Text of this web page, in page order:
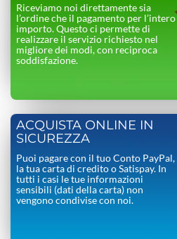
Riceviamo noi direttamente sia
l’ordine che il pagamento per l’intero
importo. Questo ci permette di
realizzare il servizio richiesto nel
migliore dei modi, con reciproca
soddisfazione.
ACQUISTA ONLINE IN
SICUREZZA
Puoi pagare con il tuo Conto PayPal,
la tua carta di credito o Satispay. In
tutti i casi le tue informazioni
sensibili (dati della carta) non
vengono condivise con noi.